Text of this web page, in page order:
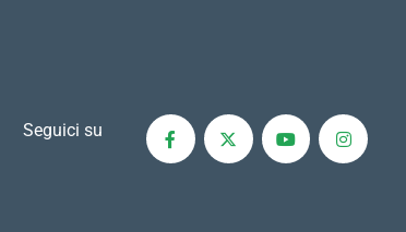
Seguici su